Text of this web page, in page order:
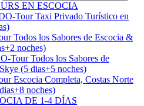
EN ESCOCIA
Tour Taxi Privado Turístico en
Todos los Sabores de Escocia &
noches)
Tour Todos los Sabores de
(5 dias+5 noches)
Escocia Completa, Costas Norte
noches)
DE 1-4 DÍAS